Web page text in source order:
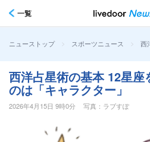
一覧
ニューストップ > スポーツニュース > 西
西洋占星術の基本 12星
のは「キャラクター」
2026年4月15日 9時0分
写真：ラブすぽ